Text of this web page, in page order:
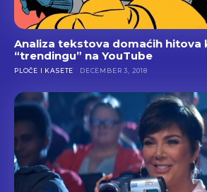
Analiza tekstova domaćih hitova
“trendingu” na YouTube
PLOČE I KASETE DECEMBER 3, 2018